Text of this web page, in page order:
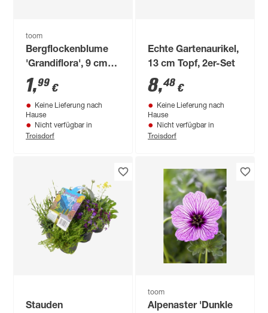
toom
Bergflockenblume
'Grandiflora', 9 cm
Topf
1,99 €
Keine Lieferung nach
Hause
Nicht verfügbar in
Troisdorf
Echte Gartenaurikel,
13 cm Topf, 2er-Set
8,48 €
Keine Lieferung nach
Hause
Nicht verfügbar in
Troisdorf
Stauden
toom
Alpenaster 'Dunkle